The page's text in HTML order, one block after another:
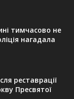
тимчасово не
нагадала
реставрації
Пресвятої